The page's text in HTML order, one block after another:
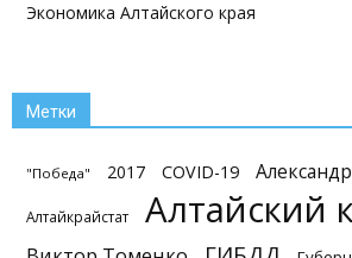
Экономика Алтайского края
Метки
"Победа" 2017 COVID-19
Алтайкрайстат Алтайский